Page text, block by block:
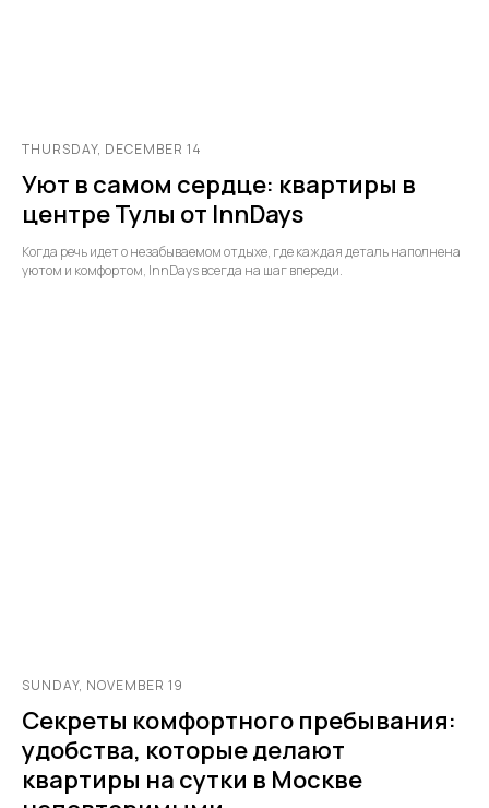
THURSDAY, DECEMBER 14
Уют в самом сердце: квартиры в
центре Тулы от InnDays
Когда речь идет о незабываемом отдыхе, где каждая деталь наполнена
уютом и комфортом, InnDays всегда на шаг впереди.
SUNDAY, NOVEMBER 19
Секреты комфортного пребывания:
удобства, которые делают
квартиры на сутки в Москве